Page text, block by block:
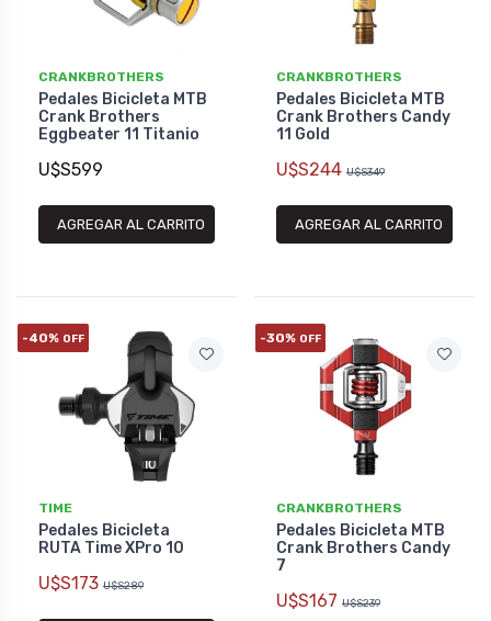
CRANKBROTHERS
Pedales Bicicleta MTB
Crank Brothers
Eggbeater 11 Titanio
U$S599
AGREGAR AL CARRITO
CRANKBROTHERS
Pedales Bicicleta MTB
Crank Brothers Candy
11 Gold
U$S244 U$S349
AGREGAR AL CARRITO
-40% OFF
TIME
Pedales Bicicleta
RUTA Time XPro 10
U$S173 U$S289
-30% OFF
CRANKBROTHERS
Pedales Bicicleta MTB
Crank Brothers Candy
7
U$S167 U$S239